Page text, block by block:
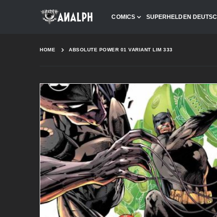
COMICS SUPERHELDEN
HOME ABSOLUTE POWER 01 VARIANT LIM 333
Skip
to
the
end
of
the
images
gallery